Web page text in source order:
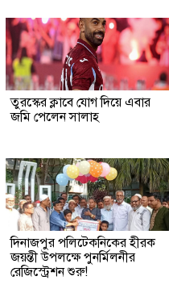
তুরস্কের ক্লাবে যোগ দিয়ে এবার
জমি পেলেন সালাহ
দিনাজপুর পলিটেকনিকের হীরক
জয়ন্তী উপলক্ষে পুনর্মিলনীর
রেজিস্ট্রেশন শুরু!